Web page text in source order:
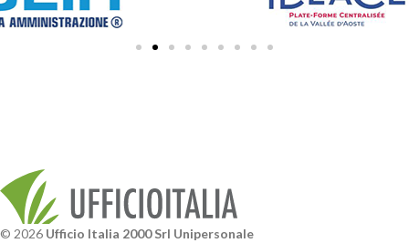
© 2026 Ufficio Italia 2000 Srl Unipersonale